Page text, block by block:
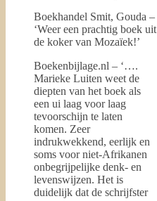
Boekhandel Smit, Gouda –
‘Weer een prachtig boek uit
de koker van Mozaïek!’
Boekenbijlage.nl – ‘….
Marieke Luiten weet de
diepten van het boek als
een ui laag voor laag
tevoorschijn te laten
komen. Zeer
indrukwekkend, eerlijk en
soms voor niet-Afrikanen
onbegrijpelijke denk- en
levenswijzen. Het is
duidelijk dat de schrijfster